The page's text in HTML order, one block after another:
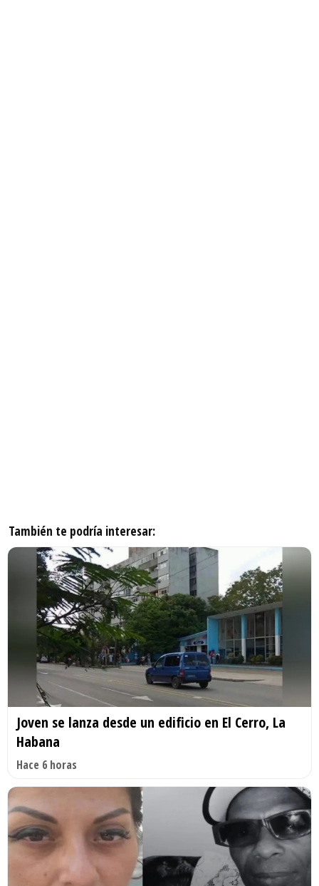
También te podría interesar:
Joven se lanza desde un edificio en El Cerro, La
Habana
Hace 6 horas